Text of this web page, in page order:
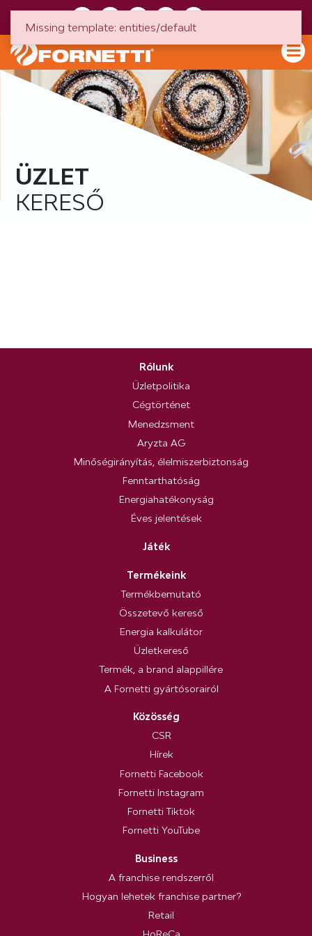
ÜZLET
KERESŐ
Rólunk
Üzletpolitika
Cégtörténet
Menedzsment
Aryzta AG
Minőségirányítás, élelmiszerbiztonság
Fenntarthatóság
Energiahatékonyság
Éves jelentések
Játék
Termékeink
Termékbemutató
Összetevő kereső
Energia kalkulátor
Üzletkereső
Termék, a brand alappillére
A Fornetti gyártósorairól
Közösség
CSR
Hírek
Fornetti Facebook
Fornetti Instagram
Fornetti Tiktok
Fornetti YouTube
Business
A franchise rendszerről
Hogyan lehetek franchise partner?
Retail
Missing template: entities/default